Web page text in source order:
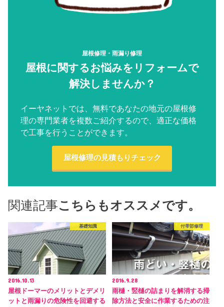
屋根修理・雨漏り修理
屋根に関するお悩みをリフォームで
解決しませんか？
イーヤネットでは、無料であなたの地元の屋根修
理の専門業者を複数ご紹介するので、適正な価格
で工事を行うことができます。
屋根修理の見積もりチェック
関連記事こちらもオススメです。
基礎知識
2016.10.13
屋根ドーマーのメリットとデメリ
ットと雨漏りの危険性を回避する
付帯部修理
2016.9.28
雨樋・竪樋の詰まりを解消する掃
除方法と安全に作業するための注